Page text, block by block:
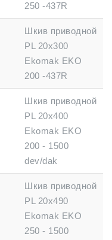
250 -437R
Шкив приводной
PL 20x300
Ekomak EKO
200 -437R
Шкив приводной
PL 20x400
Ekomak EKO
200 - 1500
dev/dak
Шкив приводной
PL 20x490
Ekomak EKO
250 - 1500